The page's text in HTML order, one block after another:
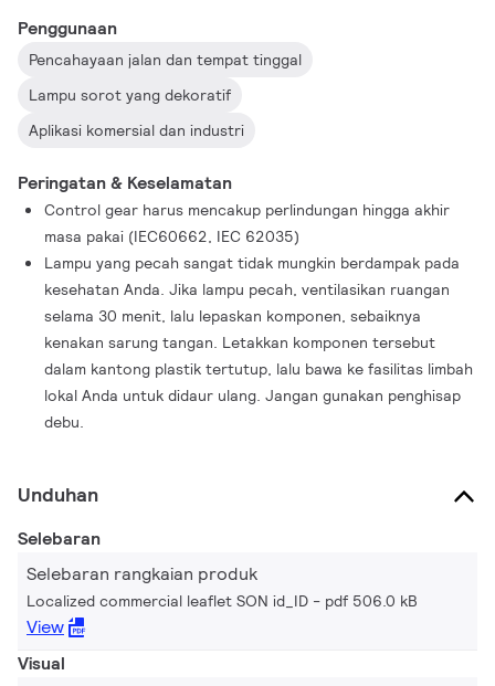
Penggunaan
Pencahayaan jalan dan tempat tinggal
Lampu sorot yang dekoratif
Aplikasi komersial dan industri
Peringatan & Keselamatan
Control gear harus mencakup perlindungan hingga akhir
masa pakai (IEC60662, IEC 62035)
Lampu yang pecah sangat tidak mungkin berdampak pada
kesehatan Anda. Jika lampu pecah, ventilasikan ruangan
selama 30 menit, lalu lepaskan komponen, sebaiknya
kenakan sarung tangan. Letakkan komponen tersebut
dalam kantong plastik tertutup, lalu bawa ke fasilitas limbah
lokal Anda untuk didaur ulang. Jangan gunakan penghisap
debu.
Unduhan
Selebaran
Selebaran rangkaian produk
Localized commercial leaflet SON id_ID pdf 506.0 kB
View
Visual